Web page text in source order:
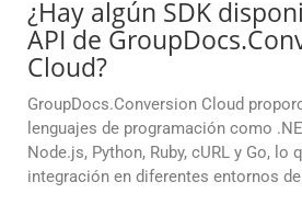
¿Hay algún SDK
API de
Cloud?
GroupDocs.Conversion Cloud
lenguajes de programación como
Node.js, Python, Ruby, cURL y Go, lo
integración en diferentes entornos